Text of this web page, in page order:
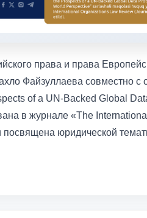
права и права
Файзуллаева совместно с
of a UN-Backed Global
в журнале «The
юридической